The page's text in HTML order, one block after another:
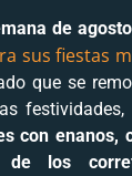
de
sus fiestas
que se
festividades,
con enanos,
los